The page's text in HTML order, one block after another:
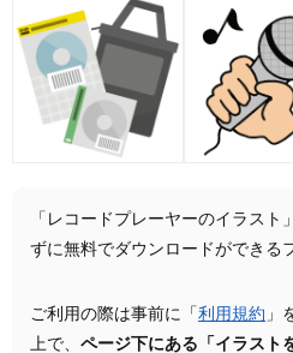
「レコードプレーヤーのイラス
ずに無料でダウンロードができる
ご利用の際は事前に「 利用規約 」
上で、 ページ下にある「イラスト